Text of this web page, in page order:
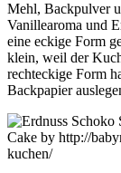
Mehl, Backpulver
Vanillearoma und
eine eckige Form
klein, weil der
rechteckige Form
Backpapier